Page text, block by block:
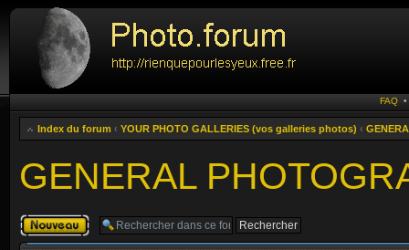
FAQ
Index du forum ‹ YOUR PHOTO GALLERIES (vos galleries photos) ‹
GENERAL
Publier un
nouveau sujet